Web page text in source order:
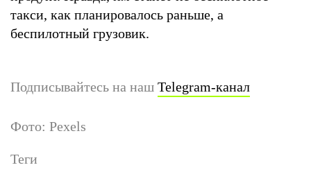
такси, как планировалось раньше, а
беспилотный грузовик.
Подписывайтесь на наш Telegram-канал
Фото: Pexels
Теги